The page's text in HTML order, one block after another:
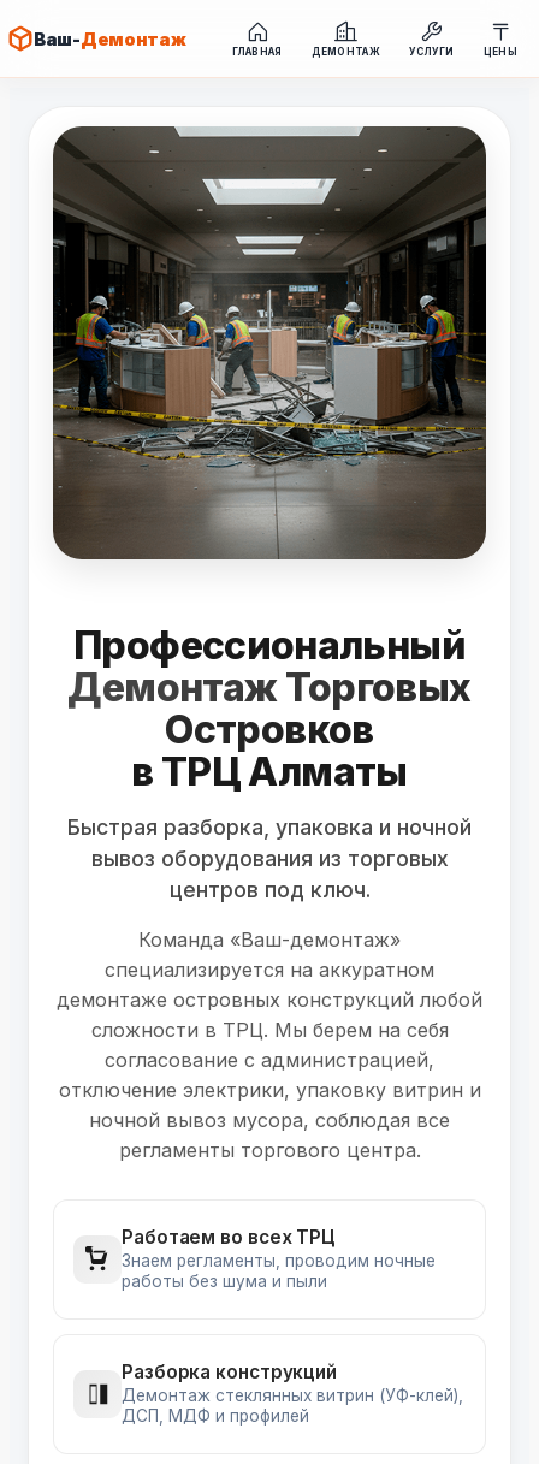
содержимому
Ваш-Демонтаж
ГЛАВНАЯ ДЕМОНТАЖ УСЛУГИ ЦЕНЫ
Профессиональный
Демонтаж Торговых
Островков
в ТРЦ Алматы
Быстрая разборка, упаковка и ночной
вывоз оборудования из торговых
центров под ключ.
Команда «Ваш-демонтаж»
специализируется на аккуратном
демонтаже островных конструкций любой
сложности в ТРЦ. Мы берем на себя
согласование с администрацией,
отключение электрики, упаковку витрин и
ночной вывоз мусора, соблюдая все
регламенты торгового центра.
Работаем во всех ТРЦ
Знаем регламенты, проводим ночные
работы без шума и пыли
Разборка конструкций
Демонтаж стеклянных витрин (УФ-клей),
ДСП, МДФ и профилей